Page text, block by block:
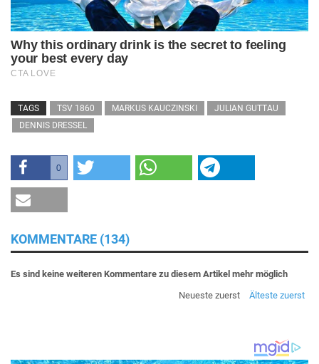
TAGS TSV 1860 MARKUS KAUCZINSKI
JULIAN GUTTAU
DENNIS DRESSEL
0
KOMMENTARE (134)
Es sind keine weiteren Kommentare zu diesem Artikel mehr möglich
Neueste zuerst
Älteste zuerst